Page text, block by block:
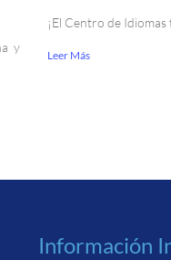
y
¡El Centro de
Leer Más
Información